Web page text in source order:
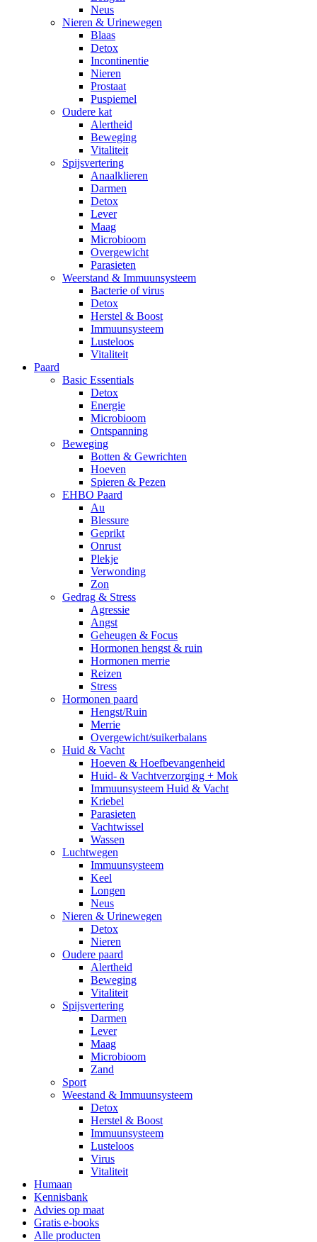
Neus
Nieren & Urinewegen
Blaas
Detox
Incontinentie
Nieren
Prostaat
Puspiemel
Oudere kat
Alertheid
Beweging
Vitaliteit
Spijsvertering
Anaalklieren
Darmen
Detox
Lever
Maag
Microbioom
Overgewicht
Parasieten
Weerstand & Immuunsysteem
Bacterie of virus
Detox
Herstel & Boost
Immuunsysteem
Lusteloos
Vitaliteit
Paard
Basic Essentials
Detox
Energie
Microbioom
Ontspanning
Beweging
Botten & Gewrichten
Hoeven
Spieren & Pezen
EHBO Paard
Au
Blessure
Geprikt
Onrust
Plekje
Verwonding
Zon
Gedrag & Stress
Agressie
Angst
Geheugen & Focus
Hormonen hengst & ruin
Hormonen merrie
Reizen
Stress
Hormonen paard
Hengst/Ruin
Merrie
Overgewicht/suikerbalans
Huid & Vacht
Hoeven & Hoefbevangenheid
Huid- & Vachtverzorging + Mok
Immuunsysteem Huid & Vacht
Kriebel
Parasieten
Vachtwissel
Wassen
Luchtwegen
Immuunsysteem
Keel
Longen
Neus
Nieren & Urinewegen
Detox
Nieren
Oudere paard
Alertheid
Beweging
Vitaliteit
Spijsvertering
Darmen
Lever
Maag
Microbioom
Zand
Sport
Weestand & Immuunsysteem
Detox
Herstel & Boost
Immuunsysteem
Lusteloos
Virus
Vitaliteit
Humaan
Kennisbank
Advies op maat
Gratis e-books
Alle producten